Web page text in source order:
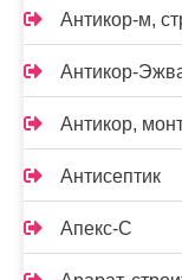
Антикор-м,
Антикор-
Антикор,
Антисептик
Апекс-С